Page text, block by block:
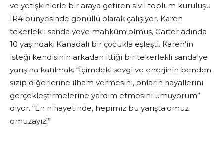
ve yetişkinlerle bir araya getiren sivil toplum kuruluşu
IR4 bünyesinde gönüllü olarak çalışıyor. Karen
tekerlekli sandalyeye mahkûm olmuş, Carter adında
10 yaşındaki Kanadalı bir çocukla eşleşti. Karen’in
isteği kendisinin arkadan ittiği bir tekerlekli sandalye
yarışına katılmak. “İçimdeki sevgi ve enerjinin benden
sızıp diğerlerine ilham vermesini, onların hayallerini
gerçekleştirmelerine yardım etmesini umuyorum”
diyor. “En nihayetinde, hepimiz bu yarışta omuz
omuzayız!”